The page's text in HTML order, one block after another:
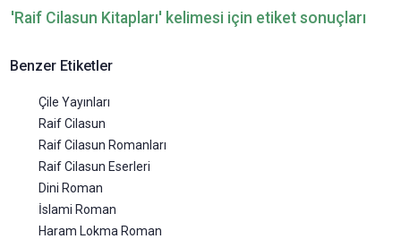
'Raif Cilasun Kitapları' kelimesi için etiket sonuçları
Benzer Etiketler
Çile Yayınları
Raif Cilasun
Raif Cilasun Romanları
Raif Cilasun Eserleri
Dini Roman
İslami Roman
Haram Lokma Roman